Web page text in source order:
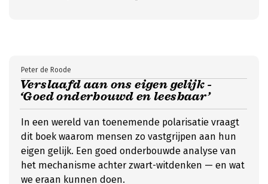
Verslaafd aan ons eigen gelijk -
‘Goed onderbouwd en leesbaar’
Peter de Roode
In een wereld van toenemende polarisatie vraagt
dit boek waarom mensen zo vastgrijpen aan hun
eigen gelijk. Een goed onderbouwde analyse van
het mechanisme achter zwart-witdenken — en wat
we eraan kunnen doen.